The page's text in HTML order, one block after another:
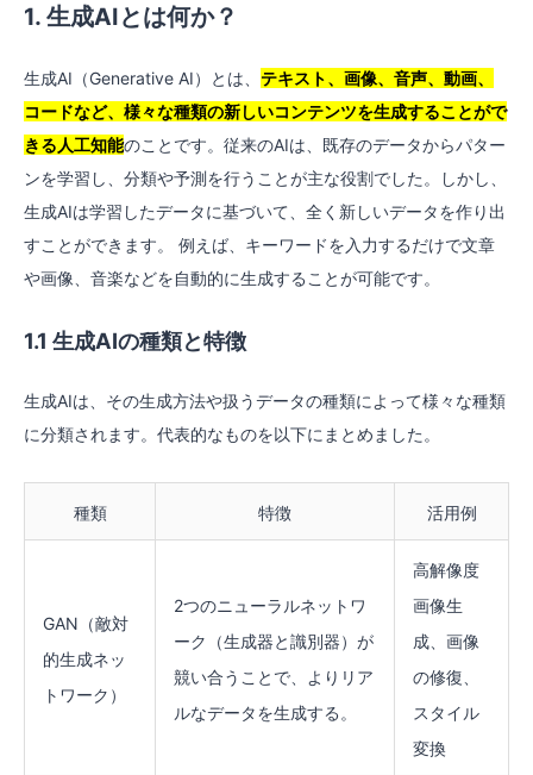
1. 生成AIとは何か？
生成AI（Generative AI）とは、 テキスト、画像、音声、動画、
コードなど、様々な種類の新しいコンテンツを生成することがで
きる人工知能のことです。従来のAIは、既存のデータからパター
ンを学習し、分類や予測を行うことが主な役割でした。しかし、
生成AIは学習したデータに基づいて、全く新しいデータを作り出
すことができます。 例えば、キーワードを入力するだけで文章
や画像、音楽などを自動的に生成することが可能です。
1.1 生成AIの種類と特徴
生成AIは、その生成方法や扱うデータの種類によって様々な種類
に分類されます。代表的なものを以下にまとめました。
種類 特徴 活用例
GAN（敵対
的生成ネッ
トワーク）
2つのニューラルネットワ
ーク（生成器と識別器）が
競い合うことで、よりリア
ルなデータを生成する。
高解像度
画像生
成、画像
の修復、
スタイル
変換